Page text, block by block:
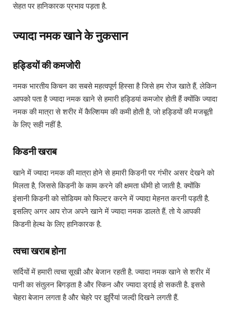
सेहत पर हानिकारक प्रभाव पड़ता है.
ज्यादा नमक खाने के नुकसान
हड्डियों की कमजोरी
नमक भारतीय किचन का सबसे महत्वपूर्ण हिस्सा है जिसे हम रोज खाते हैं, लेकिन
आपको पता है ज्यादा नमक खाने से हमारी हड्डियां कमजोर होती हैं क्योंकि ज्यादा
नमक की मात्रा से शरीर में कैल्शियम की कमी होती है, जो हड्डियों की मजबूती
के लिए सही नहीं है.
किडनी खराब
खाने में ज्यादा नमक की मात्रा होने से हमारी किडनी पर गंभीर असर देखने को
मिलता है, जिससे किडनी के काम करने की क्षमता धीमी हो जाती है. क्योंकि
इंसानी किडनी को सोडियम को फिल्टर करने में ज्यादा मेहनत करनी पड़ती है.
इसलिए अगर आप रोज अपने खाने में ज्यादा नमक डालते हैं, तो ये आपकी
किडनी हेल्थ के लिए हानिकारक है.
त्वचा खराब होना
सर्दियों में हमारी त्वचा सूखी और बेजान रहती है. ज्यादा नमक खाने से शरीर में
पानी का संतुलन बिगड़ता है और स्किन और ज्यादा ड्राई हो सकती है. इससे
चेहरा बेजान लगता है और चेहरे पर झुर्रियां जल्दी दिखने लगती हैं.